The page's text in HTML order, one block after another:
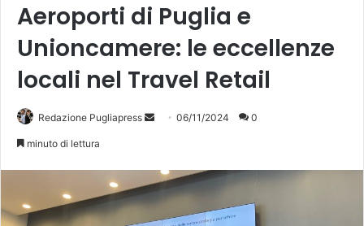
Aeroporti di Puglia e
Unioncamere: le eccellenze
locali nel Travel Retail
Redazione Pugliapress
Invia 06/11/2024 0
minuto di lettura